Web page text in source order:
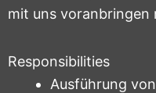
mit uns voranbringen
Responsibilities
Ausführung